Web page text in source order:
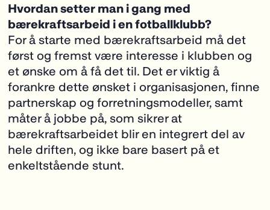
Hvordan setter man i gang med
bærekraftsarbeid i en fotballklubb?
For å starte med bærekraftsarbeid må det
først og fremst være interesse i klubben og
et ønske om å få det til. Det er viktig å
forankre dette ønsket i organisasjonen, finne
partnerskap og forretningsmodeller, samt
måter å jobbe på, som sikrer at
bærekraftsarbeidet blir en integrert del av
hele driften, og ikke bare basert på et
enkeltstående stunt.